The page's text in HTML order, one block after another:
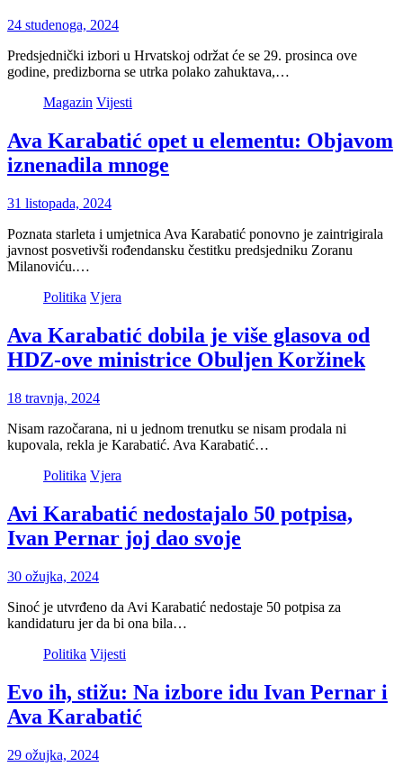
24 studenoga, 2024
Predsjednički izbori u Hrvatskoj održat će se 29. prosinca ove
godine, predizborna se utrka polako zahuktava,…
Magazin Vijesti
Ava Karabatić opet u elementu: Objavom
iznenadila mnoge
31 listopada, 2024
Poznata starleta i umjetnica Ava Karabatić ponovno je zaintrigirala
javnost posvetivši rođendansku čestitku predsjedniku Zoranu
Milanoviću.…
Politika Vjera
Ava Karabatić dobila je više glasova od
HDZ-ove ministrice Obuljen Koržinek
18 travnja, 2024
Nisam razočarana, ni u jednom trenutku se nisam prodala ni
kupovala, rekla je Karabatić. Ava Karabatić…
Politika Vjera
Avi Karabatić nedostajalo 50 potpisa,
Ivan Pernar joj dao svoje
30 ožujka, 2024
Sinoć je utvrđeno da Avi Karabatić nedostaje 50 potpisa za
kandidaturu jer da bi ona bila…
Politika Vijesti
Evo ih, stižu: Na izbore idu Ivan Pernar i
Ava Karabatić
29 ožujka, 2024